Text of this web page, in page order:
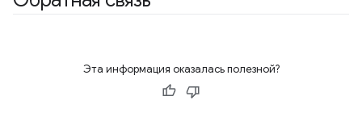
Эта информация оказалась полезной?